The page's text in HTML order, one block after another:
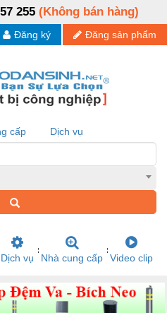
255 (Không bán hàng)
Đăng sản phẩm
Đăng ký
cấp Dịch vụ
Dịch vụ Nhà cung cấp Video clip